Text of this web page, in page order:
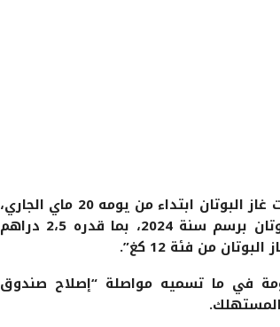
أعلنت وزارة وزارة الاقتصاد والمالية الرفع من أسعار أسطوانات غاز البوتان ابتداء من يومه 20 ماي الجاري،
في إطار التقليص الجزئي من الدعم الموجه لقنينات غاز البوتان برسم سنة 2024، بما قدره 2،5 دراهم
في ما تسميه مواصلة “إصلاح صندوق